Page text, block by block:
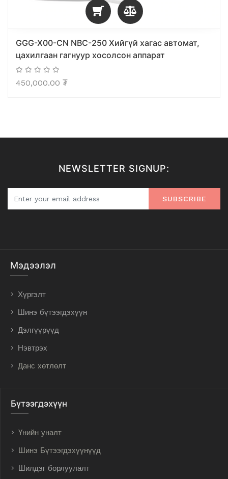
GGG-X00-CN NBC-250 Хийгүй хагас автомат,
цахилгаан гагнуур хосолсон аппарат
450,000.00 ₮
NEWSLETTER SIGNUP:
SUBSCRIBE
Мэдээлэл
Хүргэлт
Шинэ бүтээгдэхүүн
Дэлгүүрүүд
Нэвтрэх
Данс хөтлөлт
Бүтээгдэхүүн
Үнийн уналт
Шинэ Бүтээгдэхүүнүүд
Шилдэг борлуулалт